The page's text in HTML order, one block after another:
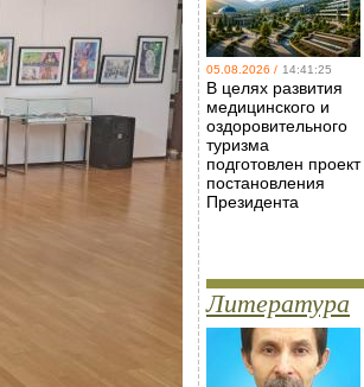
05.08.2026 / 14:41:25
В целях развития
медицинского и
оздоровительного
туризма
подготовлен проект
постановления
Президента
Литература